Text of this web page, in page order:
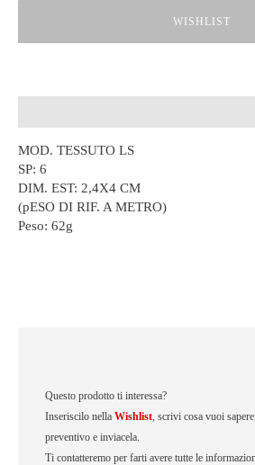
Questo prodotto ti interessa?
Inseriscilo nella Wishlist, scrivi cosa vuoi
preventivo e inviacela.
Ti contatteremo per farti avere tutte le
WISHLIST
MOD. TESSUTO LS
SP: 6
DIM. EST: 2,4X4 CM
(pESO DI RIF. A METRO)
Peso: 62g